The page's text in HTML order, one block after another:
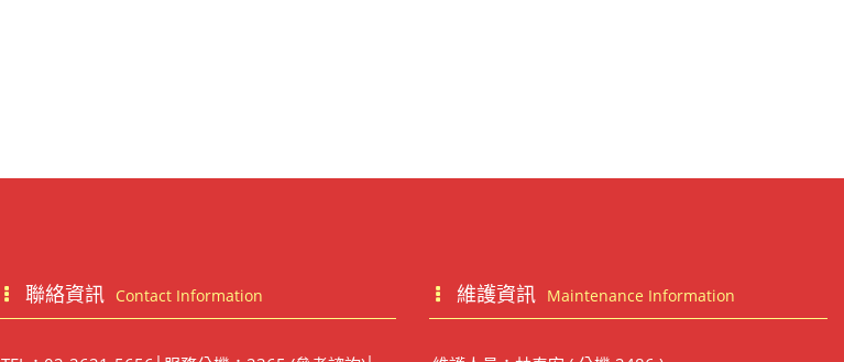
聯絡資訊 Contact Information 維護資訊 Maintenance Information